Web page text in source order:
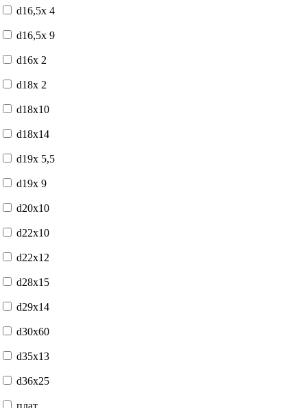
d16,5x 4
d16,5x 9
d16x 2
d18x 2
d18x10
d18x14
d19x 5,5
d19x 9
d20x10
d22x10
d22x12
d28x15
d29x14
d30x60
d35x13
d36x25
плат